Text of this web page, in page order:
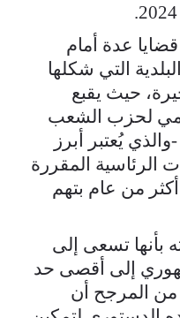
عدة أمام
التي شكلها
حيث يقبع
لحزب الشعب
يُعتبر أبرز
الرئاسية المقررة
أكثر من عام بتهم
بأنها تسعى إلى
إلى أقصى حد
من المرجح أن